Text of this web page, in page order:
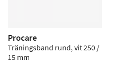
Procare
Träningsband rund, vit 250 /
15 mm